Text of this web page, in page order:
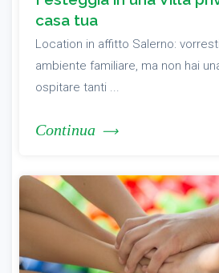
casa tua
Location in affitto Salerno:
ambiente familiare, ma non hai
ospitare tanti ...
Continua